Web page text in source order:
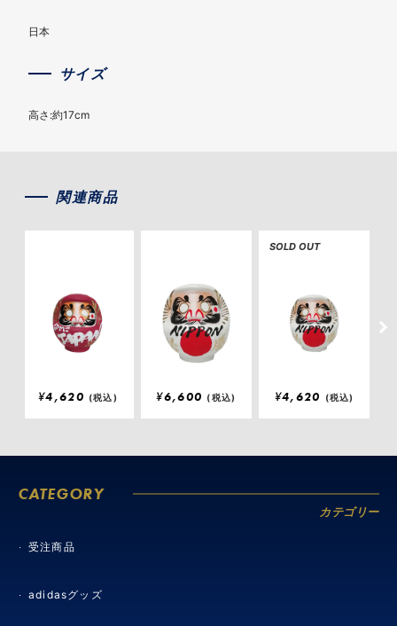
日本
サイズ
高さ:約17cm
関連商品
¥4,620 (税込) ¥6,600 (税込)
SOLD OUT
¥4,620 (税込)
CATEGORY
カテゴリー
受注商品
adidasグッズ